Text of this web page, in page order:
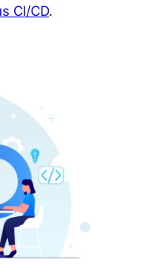
CI/CD.